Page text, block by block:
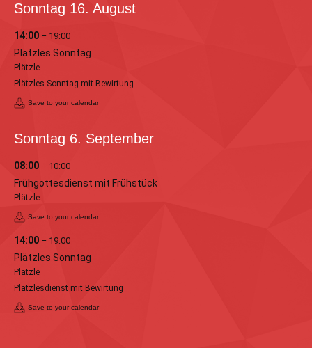
Sonntag 16. August
14:00 – 19:00
Plätzles Sonntag
Plätzle
Plätzles Sonntag mit Bewirtung
Save to your calendar
Sonntag 6. September
08:00 – 10:00
Frühgottesdienst mit Frühstück
Plätzle
Save to your calendar
14:00 – 19:00
Plätzles Sonntag
Plätzle
Plätzlesdienst mit Bewirtung
Save to your calendar